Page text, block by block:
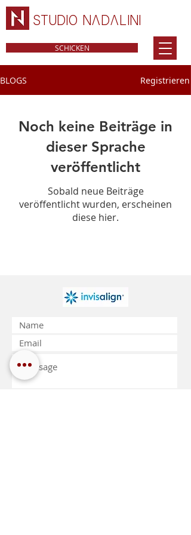
SCHICKEN
STUDIO NADALINI
BLOGS Registrieren
Noch keine Beiträge in
dieser Sprache
veröffentlicht
Sobald neue Beiträge
veröffentlicht wurden, erscheinen
diese hier.